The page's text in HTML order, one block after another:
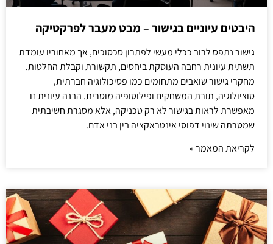
היבטים עיוניים בגישור – מבט מעבר לפרקטיקה
גישור נתפס לרוב ככלי מעשי לפתרון סכסוכים, אך מאחוריו עומדת
תשתית עיונית רחבה העוסקת ביחסים, תקשורת וקבלת החלטות.
מחקרי גישור שואבים מתחומים כמו פסיכולוגיה חברתית,
סוציולוגיה, תורת המשחקים ופילוסופיה מוסרית. הבנה עיונית זו
מאפשרת לראות בגישור לא רק טכניקה, אלא מסגרת חשיבתית
שמטרתה שינוי דפוסי אינטראקציה בין בני אדם.
לקריאת המאמר »